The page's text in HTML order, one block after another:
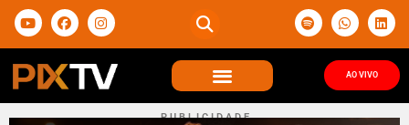
AO VIVO
P U B L I C I D A D E